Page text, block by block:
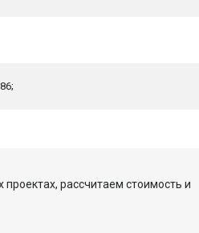
рассчитаем стоимость и